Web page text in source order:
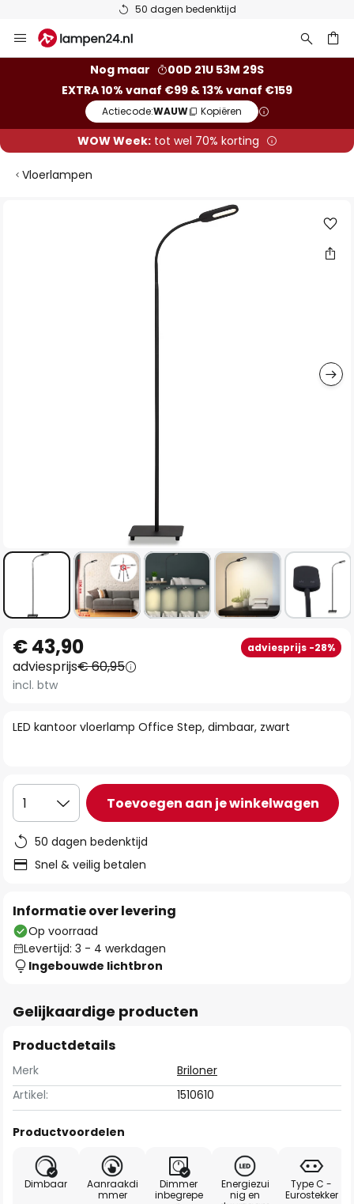
50 dagen bedenktijd
naar
Nog maar
00D 21U 53M 28S
EXTRA 10% vanaf €99 & 13% vanaf €159
Actiecode:WAUW Kopiëren
WOW Week:tot wel 70% korting
Vloerlampen
naar
het
begin
de
LED kantoor vloerlamp Office Step, dimbaar, zwart
€ 43,90 adviesprijs -28%
adviesprijs€ 60,95
incl. btw
1 Toevoegen aan je winkelwagen
50 dagen bedenktijd
Snel & veilig betalen
Informatie over levering
Op voorraad
Levertijd: 3 - 4 werkdagen
Ingebouwde lichtbron
Gelijkaardige producten
Productdetails
Merk
Briloner
Artikel:
1510610
Productvoordelen
Dimbaar
Aanraakdi
mmer
Dimmer
inbegrepe
Energiezui
nig en
Type C -
Eurostekker